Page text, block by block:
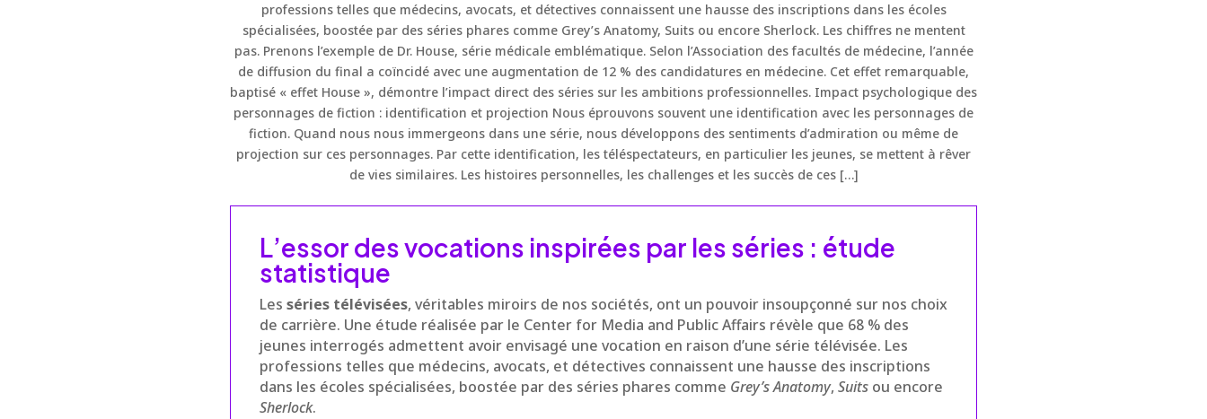
professions telles que médecins, avocats, et détectives connaissent une hausse des inscriptions dans les écoles
spécialisées, boostée par des séries phares comme Grey’s Anatomy, Suits ou encore Sherlock. Les chiffres ne mentent
pas. Prenons l’exemple de Dr. House, série médicale emblématique. Selon l’Association des facultés de médecine, l’année
de diffusion du final a coïncidé avec une augmentation de 12 % des candidatures en médecine. Cet effet remarquable,
baptisé « effet House », démontre l’impact direct des séries sur les ambitions professionnelles. Impact psychologique des
personnages de fiction : identification et projection Nous éprouvons souvent une identification avec les personnages de
fiction. Quand nous nous immergeons dans une série, nous développons des sentiments d’admiration ou même de
projection sur ces personnages. Par cette identification, les téléspectateurs, en particulier les jeunes, se mettent à rêver
de vies similaires. Les histoires personnelles, les challenges et les succès de ces […]
L’essor des vocations inspirées par les séries : étude
statistique
Les séries télévisées, véritables miroirs de nos sociétés, ont un pouvoir insoupçonné sur nos choix
de carrière. Une étude réalisée par le Center for Media and Public Affairs révèle que 68 % des
jeunes interrogés admettent avoir envisagé une vocation en raison d’une série télévisée. Les
professions telles que médecins, avocats, et détectives connaissent une hausse des inscriptions
dans les écoles spécialisées, boostée par des séries phares comme Grey’s Anatomy, Suits ou encore
Sherlock.